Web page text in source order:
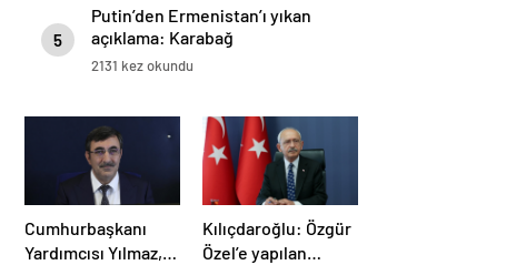
5
Putin’den Ermenistan’ı yıkan
açıklama: Karabağ
Azerbaycan’ın ayrılmaz bir
2131 kez okundu
Cumhurbaşkanı
Yardımcısı Yılmaz,
Kılıçdaroğlu: Özgür
Özel’e yapılan